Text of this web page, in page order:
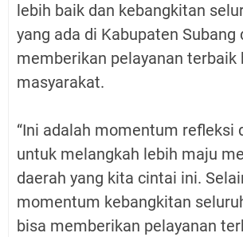
lebih baik dan kebangkitan
yang ada di Kabupaten Subang
memberikan pelayanan terbaik
masyarakat.
“Ini adalah momentum refleksi
untuk melangkah lebih maju
daerah yang kita cintai ini.
momentum kebangkitan
bisa memberikan pelayanan